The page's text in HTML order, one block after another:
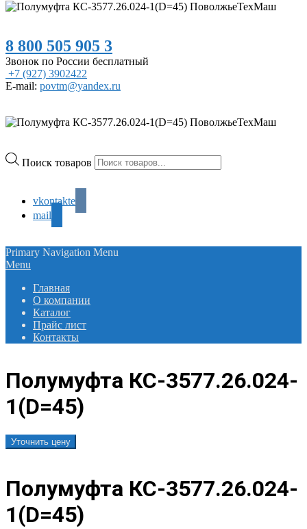
8 800 505 905 3
Звонок по России бесплатный
+7 (927) 3902422
E-mail: povtm@yandex.ru
Поиск товаров
vkontakte
mail
Primary Navigation Menu
Menu
Главная
О компании
Каталог
Прайс лист
Контакты
Полумуфта КС-3577.26.024-
1(D=45)
Уточнить цену
Полумуфта КС-3577.26.024-
1(D=45)